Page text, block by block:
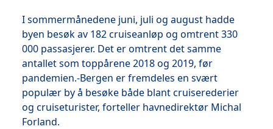
I sommermånedene juni, juli og august hadde
byen besøk av 182 cruiseanløp og omtrent 330
000 passasjerer. Det er omtrent det samme
antallet som toppårene 2018 og 2019, før
pandemien.-Bergen er fremdeles en svært
populær by å besøke både blant cruiserederier
og cruiseturister, forteller havnedirektør Michal
Forland.